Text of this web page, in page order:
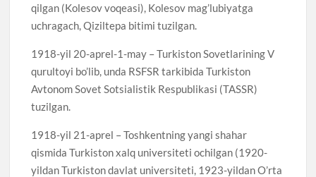
qilgan (Kolesov voqeasi), Kolesov mag’lubiyatga
uchragach, Qiziltepa bitimi tuzilgan.
1918-yil 20-aprel-1-may – Turkiston Sovetlarining V
qurultoyi bo’lib, unda RSFSR tarkibida Turkiston
Avtonom Sovet Sotsialistik Respublikasi (TASSR)
tuzilgan.
1918-yil 21-aprel – Toshkentning yangi shahar
qismida Turkiston xalq universiteti ochilgan (1920-
yildan Turkiston davlat universiteti, 1923-yildan O’rta